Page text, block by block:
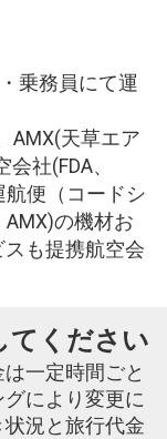
乗務員にて運
AMX(天草エア
社(FDA、
航便（コードシ
AMX)の機材お
も提携航空会
てください
一定時間ごと
により変更に
況と旅行代金